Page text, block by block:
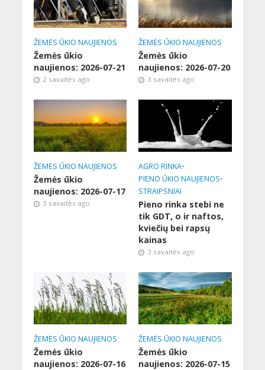
ŽEMĖS ŪKIO NAUJIENOS
Žemės ūkio
naujienos: 2026-07-21
2 savaitės ago
ŽEMĖS ŪKIO NAUJIENOS
Žemės ūkio
naujienos: 2026-07-20
3 savaitės ago
ŽEMĖS ŪKIO NAUJIENOS
Žemės ūkio
naujienos: 2026-07-17
3 savaitės ago
AGRO RINKA•
PIENO ŪKIO NAUJIENOS•
STRAIPSNIAI
Pieno rinka stebi ne
tik GDT, o ir naftos,
kviečių bei rapsų
kainas
3 savaitės ago
ŽEMĖS ŪKIO NAUJIENOS
Žemės ūkio
naujienos: 2026-07-16
ŽEMĖS ŪKIO NAUJIENOS
Žemės ūkio
naujienos: 2026-07-15